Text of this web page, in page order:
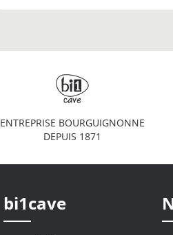
ENTREPRISE BOURGUIGNONNE
DEPUIS 1871
bi1cave